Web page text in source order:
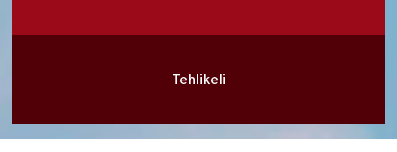
Tehlikeli